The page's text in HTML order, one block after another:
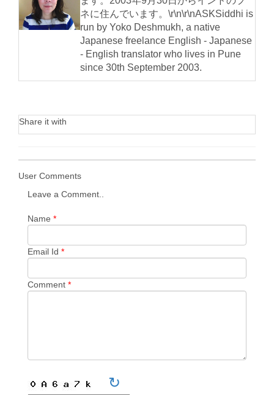
ネに住んでいます。\r\n\r\nASKSiddhi is
run by Yoko Deshmukh, a native
Japanese freelance English - Japanese
- English translator who lives in Pune
since 30th September 2003.
Share it with
User Comments
Leave a Comment..
Name *
Email Id *
Comment *
↻